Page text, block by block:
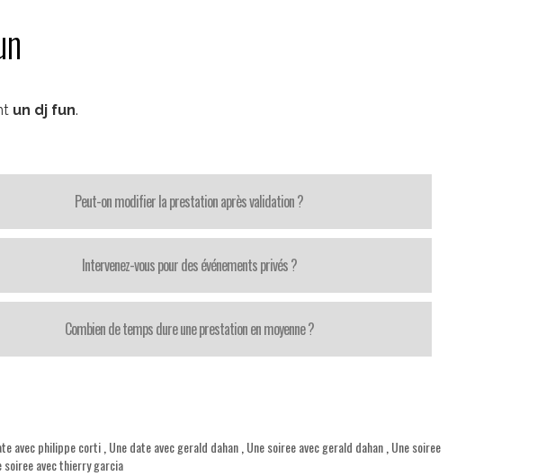
un dj fun.
Peut-on modifier la prestation après validation ?
Intervenez-vous pour des événements privés ?
Combien de temps dure une prestation en moyenne ?
avec philippe corti Une date avec gerald dahan Une soiree avec gerald dahan Une soiree
soiree avec thierry garcia